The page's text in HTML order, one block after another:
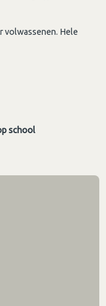
volwassenen. Hele
school